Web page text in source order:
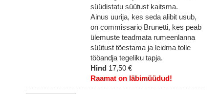
süüdistatu süütust kaitsma.
Ainus uurija, kes seda alibit usub,
on commissario Brunetti, kes peab
ülemuste teadmata rumeenlanna
süütust tõestama ja leidma tolle
tööandja tegeliku tapja.
Hind 17,50 €
Raamat on läbimüüdud!